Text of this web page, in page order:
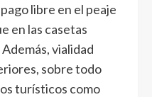
libre en el peaje
en las casetas
vialidad
sobre todo
turísticos como